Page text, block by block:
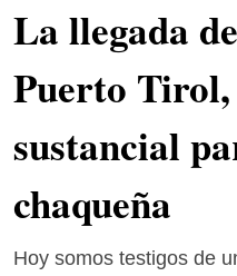
La llegada
Puerto Tirol,
sustancial
chaqueña
Hoy somos testigos de